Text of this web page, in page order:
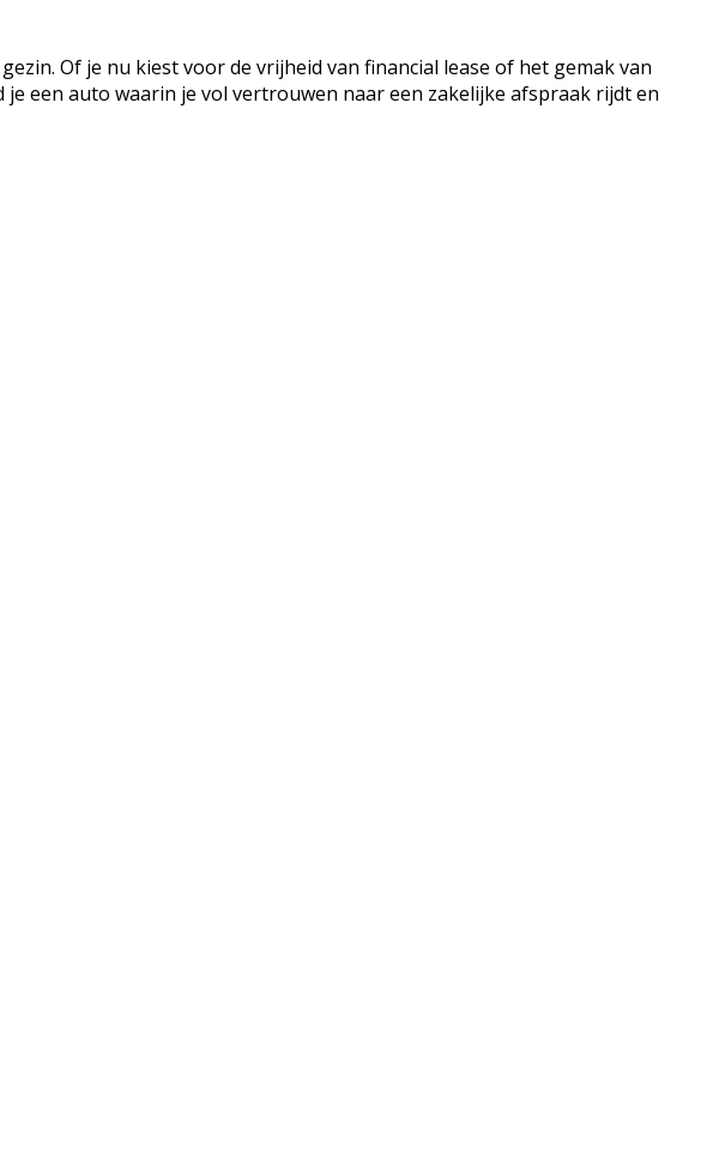
Of je nu kiest voor de vrijheid van financial lease of het gemak van
een auto waarin je vol vertrouwen naar een zakelijke afspraak rijdt en